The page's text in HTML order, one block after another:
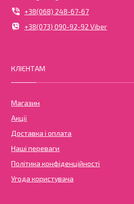
+38(068) 248-67-67
+38(073) 090-92-92 Viber
КЛІЄНТАМ
Магазин
Акції
Доставка і оплата
Наші переваги
Політика конфіденційності
Угода користувача